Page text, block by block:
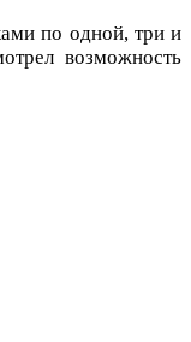
по одной, три и
возможность